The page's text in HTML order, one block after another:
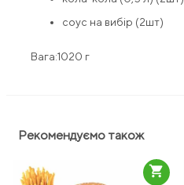
соус на вибір (2шт)
Вага:1020 г
Рекомендуємо також
shopping_cart